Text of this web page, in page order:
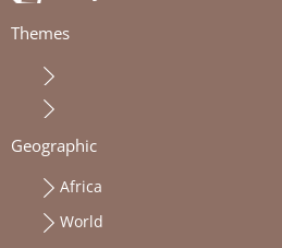
Themes
Geographic
Africa
World